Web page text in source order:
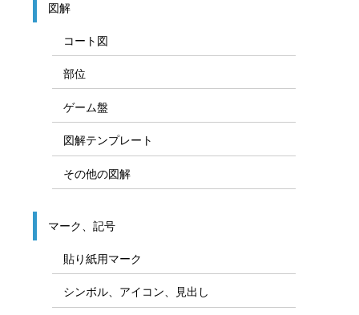
図解
コート図
部位
ゲーム盤
図解テンプレート
その他の図解
マーク、記号
貼り紙用マーク
シンボル、アイコン、見出し